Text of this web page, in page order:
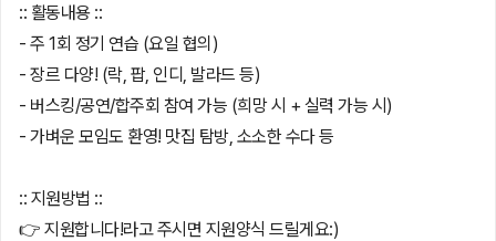
:: 활동내용 ::
- 주 1회 정기 연습 (요일 협의)
- 장르 다양! (락, 팝, 인디, 발라드 등)
- 버스킹/공연/합주회 참여 가능 (희망 시 + 실력 가능 시)
- 가벼운 모임도 환영! 맛집 탐방, 소소한 수다 등
:: 지원방법 ::
👉 지원합니다!라고 주시면 지원양식 드릴게요:)